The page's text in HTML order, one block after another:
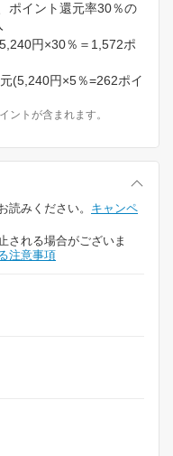
ポイント還元率30％の
円×30％＝1,572ポ
(5,240円×5％=262ポイ
ントが含まれます。
読みください。 キャンペ
される場合がございま
注意事項